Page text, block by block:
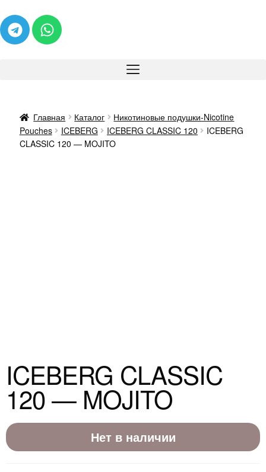
Главная Каталог
Никотиновые подушки-Nicotine
Pouches
ICEBERG ICEBERG CLASSIC 120
ICEBERG
CLASSIC 120 — MOJITO
ICEBERG CLASSIC
120 — MOJITO
Нет в наличии